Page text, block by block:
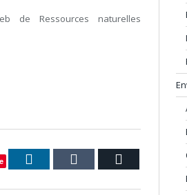
de Ressources naturelles
LinkedIn Tumblr